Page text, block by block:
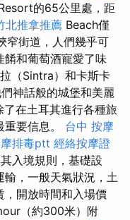
的65公里處，距
北推拿推薦 Beach僅
窄街道，人們幾乎可
餚和葡萄酒寵愛了味
（Sintra）和卡斯卡
神話般的城堡和美麗
了在土耳其進行各種旅
要信息。 台中 按摩
排毒ptt 經絡按摩證
入境規則，基礎設
輸，一般天氣狀況，土
，開放時間和入場價
（約300米）附